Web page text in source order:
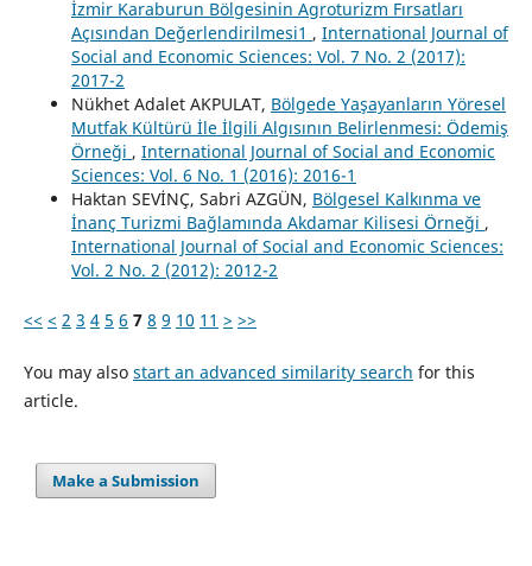
İzmir Karaburun Bölgesinin Agroturizm Fırsatları
Açısından Değerlendirilmesi1 , International Journal of
Social and Economic Sciences: Vol. 7 No. 2 (2017):
2017-2
Nükhet Adalet AKPULAT, Bölgede Yaşayanların Yöresel
Mutfak Kültürü İle İlgili Algısının Belirlenmesi: Ödemiş
Örneği , International Journal of Social and Economic
Sciences: Vol. 6 No. 1 (2016): 2016-1
Haktan SEVİNÇ, Sabri AZGÜN, Bölgesel Kalkınma ve
İnanç Turizmi Bağlamında Akdamar Kilisesi Örneği ,
International Journal of Social and Economic Sciences:
Vol. 2 No. 2 (2012): 2012-2
<< < 2 3 4 5 6 7 8 9 10 11 > >>
You may also start an advanced similarity search for this
article.
Make a Submission